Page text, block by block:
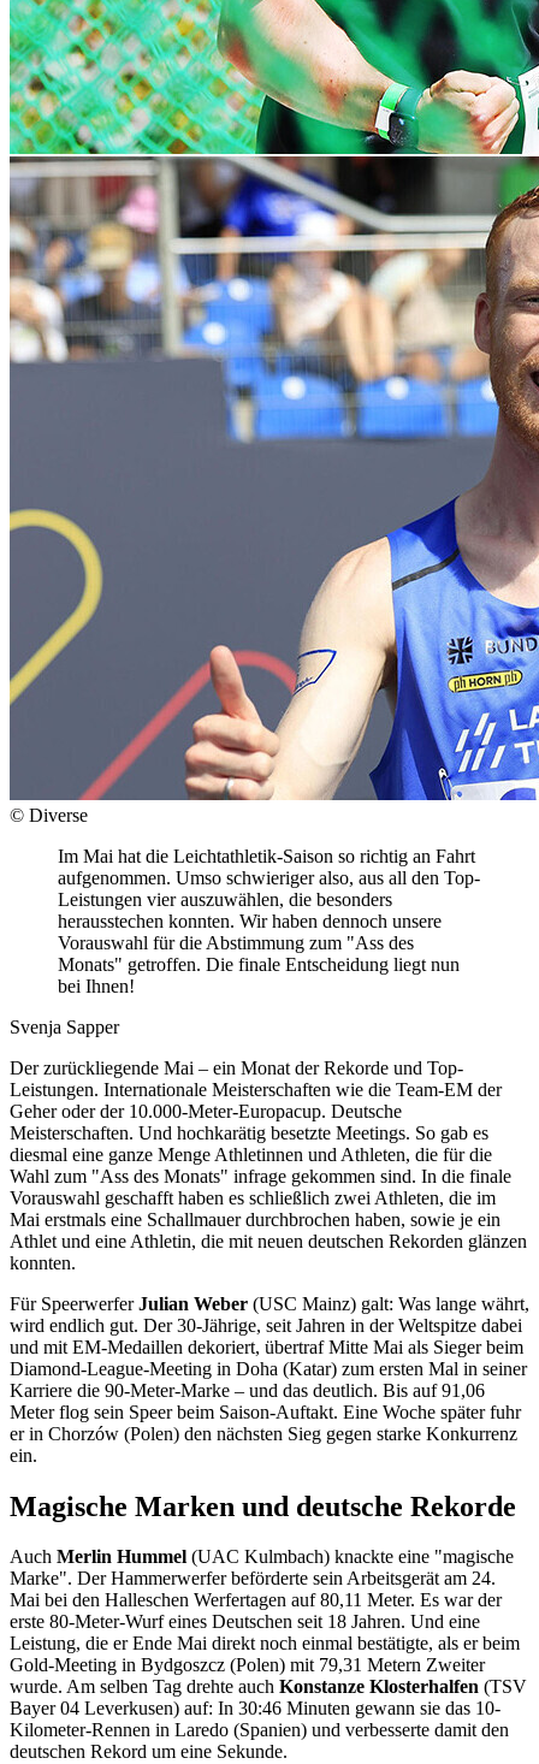
© Diverse
Im Mai hat die Leichtathletik-Saison so richtig an Fahrt
aufgenommen. Umso schwieriger also, aus all den Top-
Leistungen vier auszuwählen, die besonders
herausstechen konnten. Wir haben dennoch unsere
Vorauswahl für die Abstimmung zum "Ass des
Monats" getroffen. Die finale Entscheidung liegt nun
bei Ihnen!
Svenja Sapper
Der zurückliegende Mai – ein Monat der Rekorde und Top-
Leistungen. Internationale Meisterschaften wie die Team-EM der
Geher oder der 10.000-Meter-Europacup. Deutsche
Meisterschaften. Und hochkarätig besetzte Meetings. So gab es
diesmal eine ganze Menge Athletinnen und Athleten, die für die
Wahl zum "Ass des Monats" infrage gekommen sind. In die finale
Vorauswahl geschafft haben es schließlich zwei Athleten, die im
Mai erstmals eine Schallmauer durchbrochen haben, sowie je ein
Athlet und eine Athletin, die mit neuen deutschen Rekorden glänzen
konnten.
Für SpeerwerferJulian Weber (USC Mainz) galt: Was lange währt,
wird endlich gut. Der 30-Jährige, seit Jahren in der Weltspitze dabei
und mit EM-Medaillen dekoriert, übertraf Mitte Mai als Sieger beim
Diamond-League-Meeting in Doha (Katar) zum ersten Mal in seiner
Karriere die 90-Meter-Marke – und das deutlich. Bis auf 91,06
Meter flog sein Speer beim Saison-Auftakt. Eine Woche später fuhr
er in Chorzów (Polen) den nächsten Sieg gegen starke Konkurrenz
ein.
Magische Marken und deutsche Rekorde
Auch Merlin Hummel (UAC Kulmbach) knackte eine "magische
Marke". Der Hammerwerfer beförderte sein Arbeitsgerät am 24.
Mai bei den Halleschen Werfertagen auf 80,11 Meter. Es war der
erste 80-Meter-Wurf eines Deutschen seit 18 Jahren. Und eine
Leistung, die er Ende Mai direkt noch einmal bestätigte, als er beim
Gold-Meeting in Bydgoszcz (Polen) mit 79,31 Metern Zweiter
wurde. Am selben Tag drehte auch Konstanze Klosterhalfen (TSV
Bayer 04 Leverkusen) auf: In 30:46 Minuten gewann sie das 10-
Kilometer-Rennen in Laredo (Spanien) und verbesserte damit den
deutschen Rekord um eine Sekunde.